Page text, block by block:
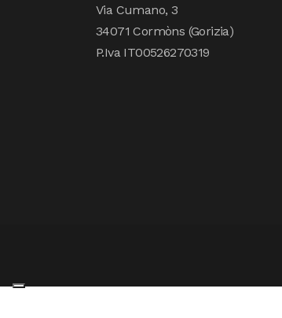
Via Cumano, 3
34071 Cormòns (Gorizia)
P.Iva IT00526270319